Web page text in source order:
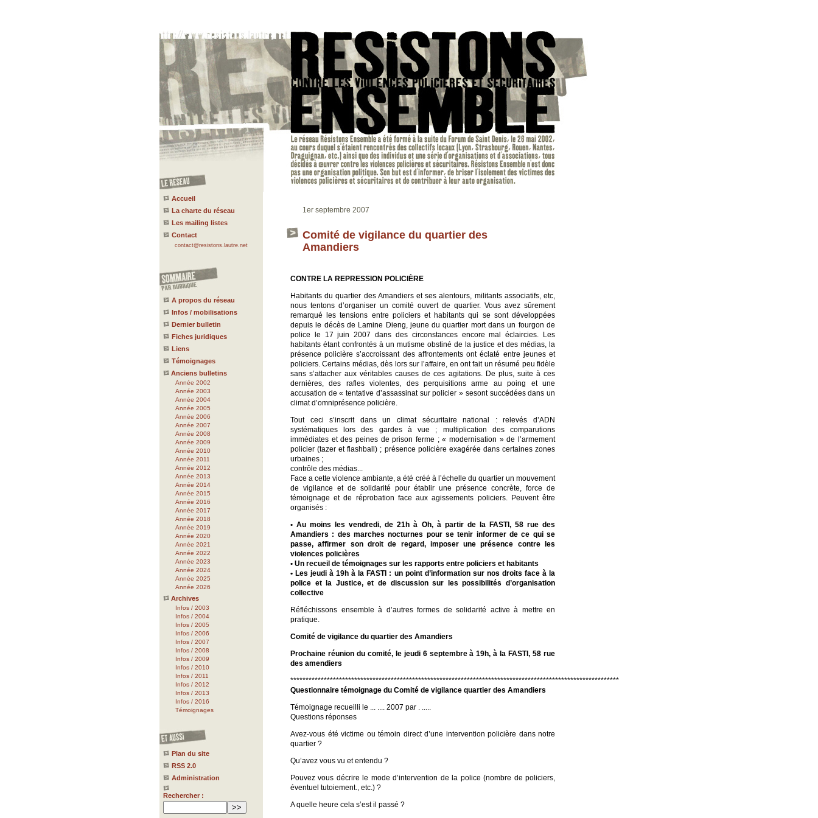
Accueil
La charte du réseau
Les mailing listes
Contact
contact@resistons.lautre.net
A propos du réseau
Infos / mobilisations
Dernier bulletin
Fiches juridiques
Liens
Témoignages
Anciens bulletins
Année 2002
Année 2003
Année 2004
Année 2005
Année 2006
Année 2007
Année 2008
Année 2009
Année 2010
Année 2011
Année 2012
Année 2013
Année 2014
Année 2015
Année 2016
Année 2017
Année 2018
Année 2019
Année 2020
Année 2021
Année 2022
Année 2023
Année 2024
Année 2025
Année 2026
Archives
Infos / 2003
Infos / 2004
Infos / 2005
Infos / 2006
Infos / 2007
Infos / 2008
Infos / 2009
Infos / 2010
Infos / 2011
Infos / 2012
Infos / 2013
Infos / 2016
Témoignages
Plan du site
RSS 2.0
Administration
Rechercher :
1er septembre 2007
Comité de vigilance du quartier des
Amandiers
CONTRE LA REPRESSION POLICIÈRE
Habitants du quartier des Amandiers et ses alentours, militants associatifs, etc,
nous tentons d’organiser un comité ouvert de quartier. Vous avez sûrement
remarqué les tensions entre policiers et habitants qui se sont développées
depuis le décès de Lamine Dieng, jeune du quartier mort dans un fourgon de
police le 17 juin 2007 dans des circonstances encore mal éclaircies. Les
habitants étant confrontés à un mutisme obstiné de la justice et des médias, la
présence policière s’accroissant des affrontements ont éclaté entre jeunes et
policiers. Certains médias, dès lors sur l’affaire, en ont fait un résumé peu fidèle
sans s’attacher aux véritables causes de ces agitations. De plus, suite à ces
dernières, des rafles violentes, des perquisitions arme au poing et une
accusation de « tentative d’assassinat sur policier » sesont succédées dans un
climat d’omniprésence policière.
Tout ceci s’inscrit dans un climat sécuritaire national : relevés d’ADN
systématiques lors des gardes à vue ; multiplication des comparutions
immédiates et des peines de prison ferme ; « modernisation » de l’armement
policier (tazer et flashball) ; présence policière exagérée dans certaines zones
urbaines ;
contrôle des médias...
Face a cette violence ambiante, a été créé à l’échelle du quartier un mouvement
de vigilance et de solidarité pour établir une présence concrète, force de
témoignage et de réprobation face aux agissements policiers. Peuvent être
organisés :
• Au moins les vendredi, de 21h à Oh, à partir de la FASTI, 58 rue des
Amandiers : des marches nocturnes pour se tenir informer de ce qui se
passe, affirmer son droit de regard, imposer une présence contre les
violences policières
• Un recueil de témoignages sur les rapports entre policiers et habitants
• Les jeudi à 19h à la FASTI : un point d’information sur nos droits face à la
police et la Justice, et de discussion sur les possibilités d’organisation
collective
Réfléchissons ensemble à d’autres formes de solidarité active à mettre en
pratique.
Comité de vigilance du quartier des Amandiers
Prochaine réunion du comité, le jeudi 6 septembre à 19h, à la FASTI, 58 rue
des amendiers
************************************************************************************************************
Questionnaire témoignage du Comité de vigilance quartier des Amandiers
Témoignage recueilli le ... .... 2007 par . .....
Questions réponses
Avez-vous été victime ou témoin direct d’une intervention policière dans notre
quartier ?
Qu’avez vous vu et entendu ?
Pouvez vous décrire le mode d’intervention de la police (nombre de policiers,
éventuel tutoiement., etc.) ?
A quelle heure cela s’est il passé ?